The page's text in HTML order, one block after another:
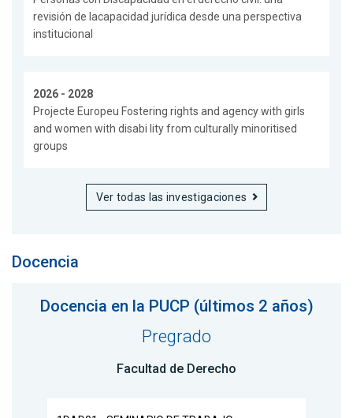
revisión de lacapacidad jurídica desde una perspectiva
institucional
2026 - 2028
Projecte Europeu Fostering rights and agency with girls
and women with disabi lity from culturally minoritised
groups
Ver todas las investigaciones
Docencia
Docencia en la PUCP (últimos 2 años)
Pregrado
Facultad de Derecho